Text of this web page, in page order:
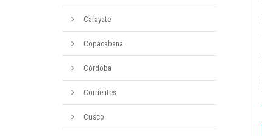
Cafayate
Copacabana
Córdoba
Corrientes
Cusco